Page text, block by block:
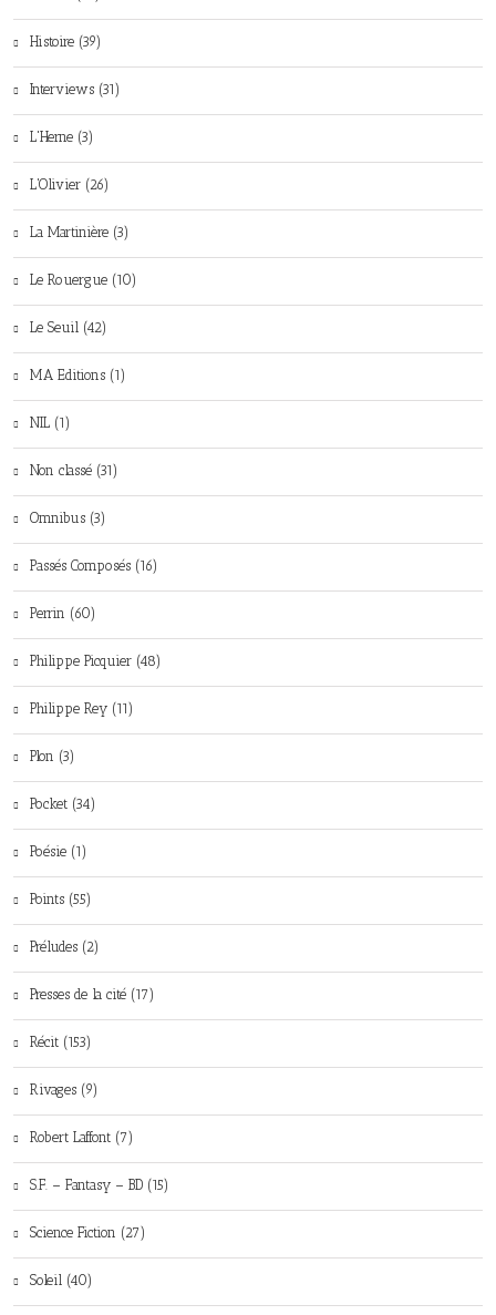
Histoire (39)
Interviews (31)
L'Herne (3)
L'Olivier (26)
La Martinière (3)
Le Rouergue (10)
Le Seuil (42)
MA Editions (1)
NIL (1)
Non classé (31)
Omnibus (3)
Passés Composés (16)
Perrin (60)
Philippe Picquier (48)
Philippe Rey (11)
Plon (3)
Pocket (34)
Poésie (1)
Points (55)
Préludes (2)
Presses de la cité (17)
Récit (153)
Rivages (9)
Robert Laffont (7)
S.F. – Fantasy – BD (15)
Science Fiction (27)
Soleil (40)